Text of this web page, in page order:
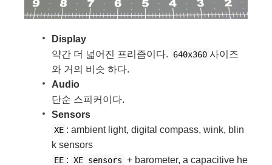
Display
약간 더 넓어진 프리즘이다.
640x360 사이즈
와 거의 비슷 하다.
Audio
단순 스피커이다.
Sensors
XE : ambient light, digital compass, wink, blin
k sensors
EE : XE sensors + barometer, a capacitive he